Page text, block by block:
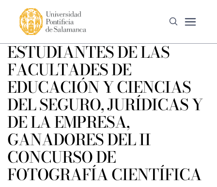
ESTUDIANTES DE LAS
FACULTADES DE
EDUCACIÓN Y CIENCIAS
DEL SEGURO, JURÍDICAS Y
DE LA EMPRESA,
GANADORES DEL II
CONCURSO DE
FOTOGRAFÍA CIENTÍFICA